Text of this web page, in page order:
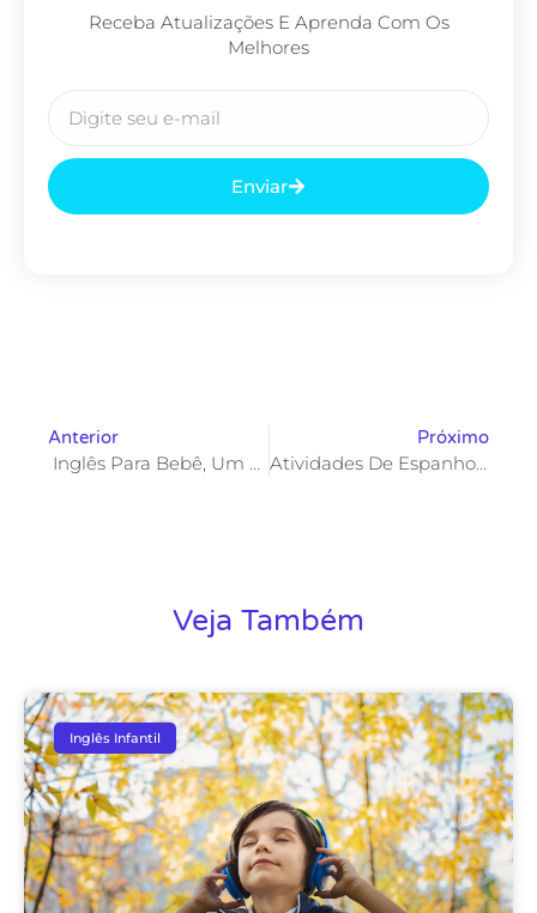
Receba Atualizações E Aprenda Com Os
Melhores
Enviar
Anterior
Inglês Para Bebê, Um Guia Com Dicas Praticas.
Próximo
Atividades De Espanhol 6º Ano Para Imprimir – PDF Grátis Com Exercícios
Veja Também
Inglês Infantil